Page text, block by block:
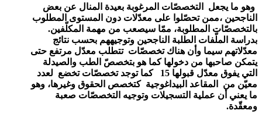
وهو ما يجعل التخصصّات المرغوبة بعيدة المنال عن بعض
الناجحين ،ممن تحصّلوا على معدّلات دون المستوى المطلوب
بالتخصصّات المطلوبة، ممّا سيصعب من مهمة المكلّفين.
بدراسة الملّفات الطلبة الناجحين وتوجيههم بحسب نتائج
معدّلاتهم سيما وأن هناك تخصصّات تتطلب معدّل مرتفع حتى
يتمكن صاحبها من دخولها كما هو بتخصصّ الطب والصيدلة
التي يفوق معدّل قبولها 15 كما توجد تخصصّات تخضع لعدد
معيّن من المقاعد البيداغوجية كتخصص الحقوق وغيرها، وهو
ما يعني أن عملية التسجيلات وتوجيه التخصصّات صعبة
ومعقّدة.